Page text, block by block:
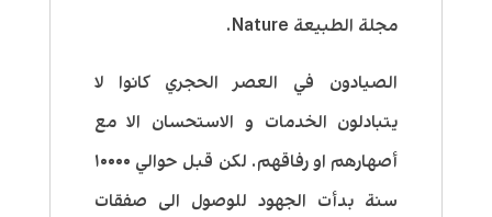
مجلة الطبيعة Nature.
الصيادون في العصر الحجري كانوا لا
يتبادلون الخدمات و الاستحسان الا مع
أصهارهم او رفاقهم. لكن قبل حوالي ١٠٠٠٠
سنة بدأت الجهود للوصول الى صفقات